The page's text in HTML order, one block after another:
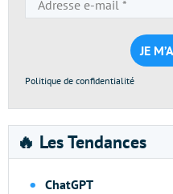
Politique de confidentialité
🔥 Les Tendances
ChatGPT